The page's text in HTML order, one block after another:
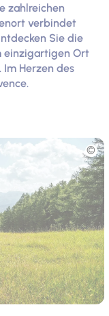
zahlreichen
verbindet
Sie die
einzigartigen Ort
Herzen des